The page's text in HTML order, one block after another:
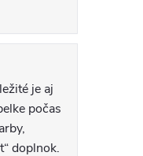
je aj
počas
doplnok.